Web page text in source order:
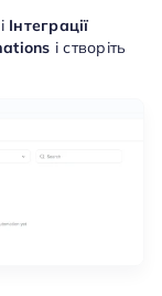
Інтеграції
і створіть